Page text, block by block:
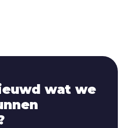
wat we